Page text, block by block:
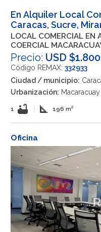
En Alquiler Local
Caracas, Sucre,
LOCAL COMERCIAL EN
COERCIAL
Precio: USD
Código REMAX: 332933
Ciudad / municipio:
Urbanización: Macaracuay
1 bathtub square_foot 196 m²
Oficina